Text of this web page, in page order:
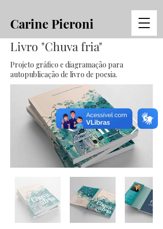
Carine Pieroni
Livro "Chuva fria"
Projeto gráfico e diagramação para
autopublicação de livro de poesia.